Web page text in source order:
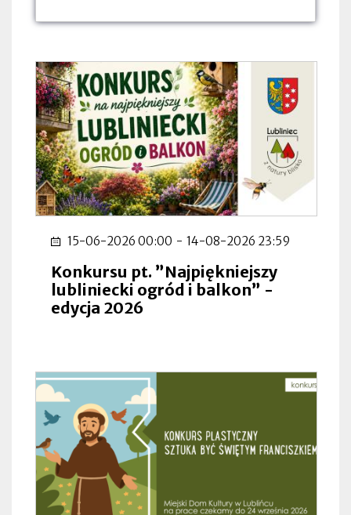
15-06-2026 00:00 - 14-08-2026 23:59
Konkursu pt. ”Najpiękniejszy
lubliniecki ogród i balkon” -
edycja 2026